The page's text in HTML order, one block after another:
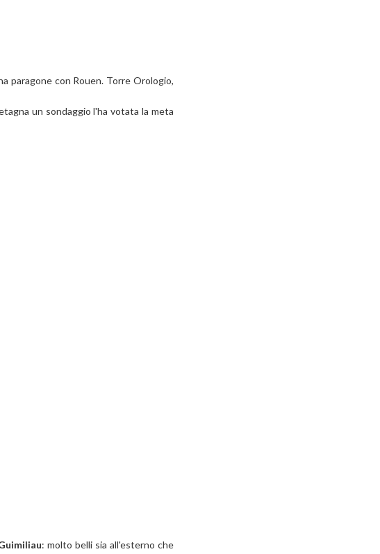
paragone con Rouen. Torre Orologio,
un sondaggio l'ha votata la meta
: molto belli sia all'esterno che